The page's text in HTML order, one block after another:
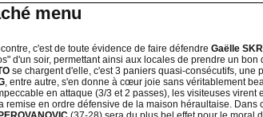
menu
c'est de toute évidence de faire défendre Gaëlle
d'un soir, permettant ainsi aux locales de prendre un
se chargent d'elle, c'est 3 paniers quasi-consécutifs,
, entre autre, s'en donne à cœur joie sans véritablement
en attaque (3/3 et 2 passes), les visiteuses virent
remise en ordre défensive de la maison héraultaise.